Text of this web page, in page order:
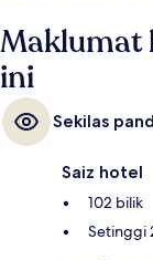
Maklumat
ini
Sekilas
Saiz hotel
102 bilik
Setinggi